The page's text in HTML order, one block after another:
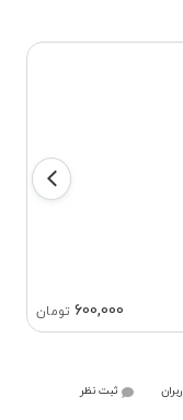
600,000 تومان
ثبت نظر